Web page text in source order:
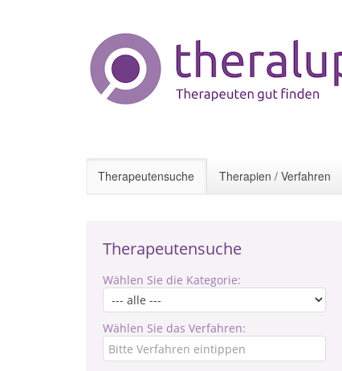
Therapeutensuche Therapien / Verfahren
Therapeutensuche
Wählen Sie die Kategorie:
Wählen Sie das Verfahren: